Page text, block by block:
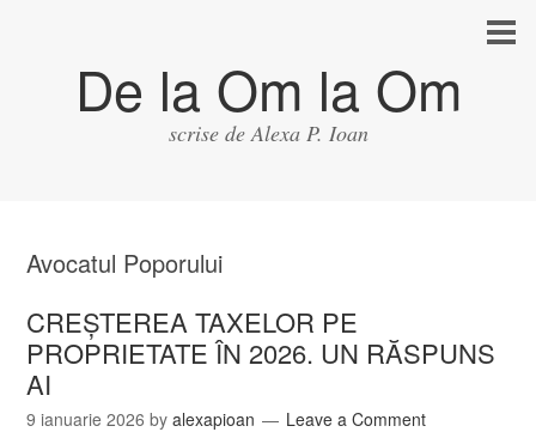
De la Om la Om
scrise de Alexa P. Ioan
Avocatul Poporului
CREȘTEREA TAXELOR PE
PROPRIETATE ÎN 2026. UN RĂSPUNS
AI
9 ianuarie 2026 byalexapioan Leave a Comment